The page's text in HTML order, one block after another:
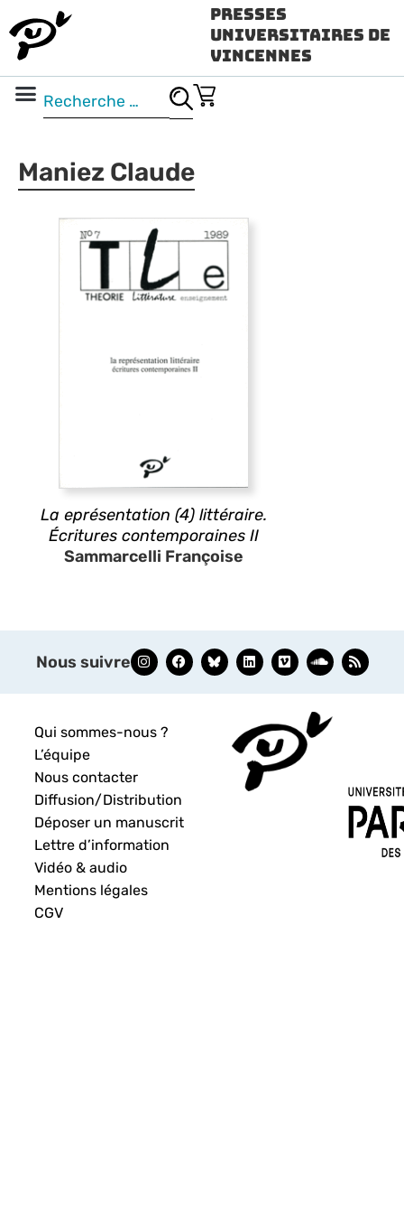
Presses
Universitaires de
Vincennes
Maniez Claude
La eprésentation (4) littéraire.
Écritures contemporaines II
Sammarcelli Françoise
Nous suivre
Qui sommes-nous ?
L’équipe
Nous contacter
Diffusion/Distribution
Déposer un manuscrit
Lettre d’information
Vidéo & audio
Mentions légales
CGV